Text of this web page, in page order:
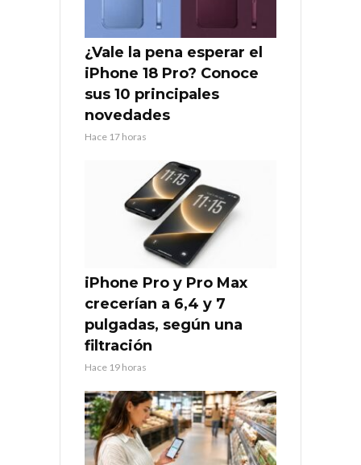
¿Vale la pena esperar el
iPhone 18 Pro? Conoce
sus 10 principales
novedades
Hace 17 horas
iPhone Pro y Pro Max
crecerían a 6,4 y 7
pulgadas, según una
filtración
Hace 19 horas